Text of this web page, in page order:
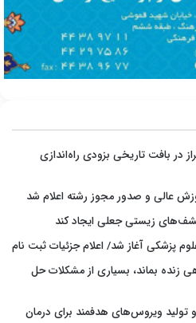
در بافت تاریخی بزودی راه‌اندازی
عالی و صدور مجوز رشته اعلام شد
زیستی جعلی ایجاد کند
پزشکی آغاز شد/ اعلام جزئیات ثبت نام
زنده بماند، بسیاری از مشکلات حل
تولید ویروس‌های هدفمند برای درمان